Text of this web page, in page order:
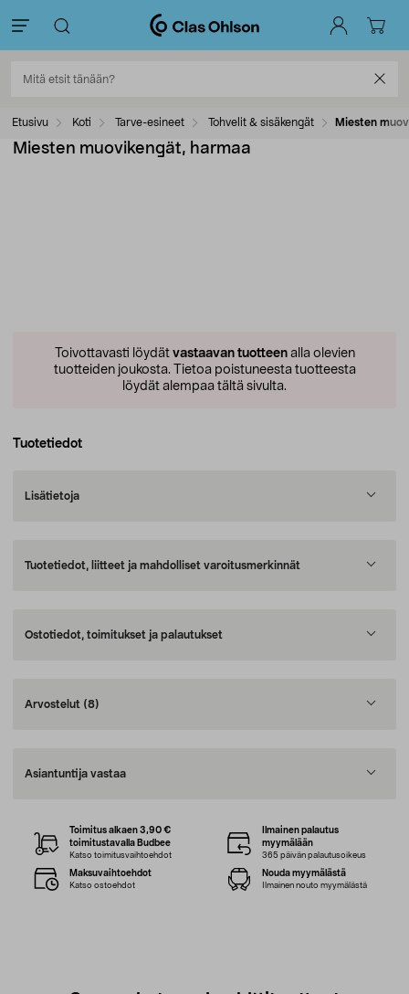
Etusivu Koti Tarve-esineet Tohvelit & sisäkengät Miesten
Miesten muovikengät, harmaa
Toivottavasti löydät vastaavan tuotteenalla olevien
tuotteiden joukosta. Tietoa poistuneesta tuotteesta
löydät alempaa tältä sivulta.
Tuotetiedot
Lisätietoja
Tuotetiedot, liitteet ja mahdolliset varoitusmerkinnät
Ostotiedot, toimitukset ja palautukset
Arvostelut (8)
Asiantuntija vastaa
Toimitus alkaen 3,90 €
toimitustavalla Budbee
Katso toimitusvaihtoehdot
Ilmainen palautus
myymälään
365 päivän palautusoikeus
Maksuvaihtoehdot
Katso ostoehdot
Nouda myymälästä
Ilmainen nouto myymälästä